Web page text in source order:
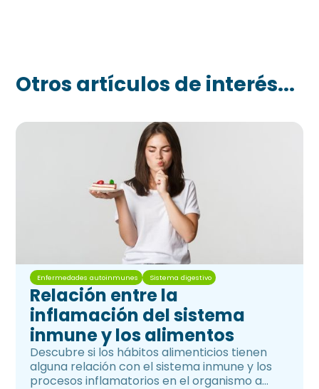
Otros artículos de interés...
Enfermedades autoinmunes Sistema digestivo
Relación entre la
inflamación del sistema
inmune y los alimentos
Descubre si los hábitos alimenticios tienen
alguna relación con el sistema inmune y los
procesos inflamatorios en el organismo a